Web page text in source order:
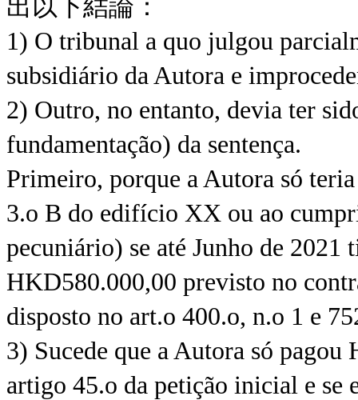
出以下結論：
1) O tribunal a quo julgou
subsidiário da Autora e
2) Outro, no entanto, devia ter
fundamentação) da sentença.
Primeiro, porque a Autora só
3.o B do edifício XX ou ao
pecuniário) se até Junho de 2021
HKD580.000,00 previsto no
disposto no art.o 400.o, n.o 1 e
3) Sucede que a Autora só
artigo 45.o da petição inicial e se